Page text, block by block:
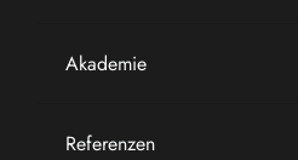
Akademie
Referenzen